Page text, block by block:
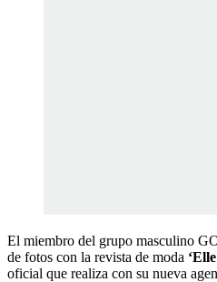
El miembro del grupo masculino
de fotos con la revista de moda
oficial que realiza con su nueva